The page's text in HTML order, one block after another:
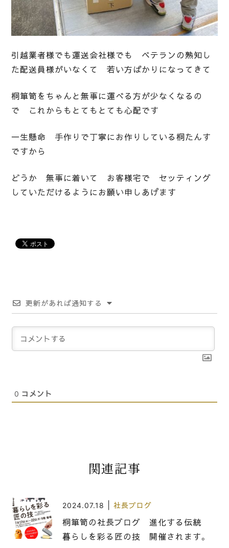
引越業者様でも運送会社様でも ベテランの熟知し
た配送員様がいなくて 若い方ばかりになってきて
桐箪笥をちゃんと無事に運べる方が少なくなるの
で これからもとてもとても心配です
一生懸命 手作りで丁寧にお作りしている桐たんす
ですから
どうか 無事に着いて お客様宅で セッティング
していただけるようにお願い申しあげます
更新があれば通知する
0 コメント
関連記事
2024.07.18 社長ブログ
桐箪笥の社長ブログ 進化する伝統
暮らしを彩る匠の技 開催されます。